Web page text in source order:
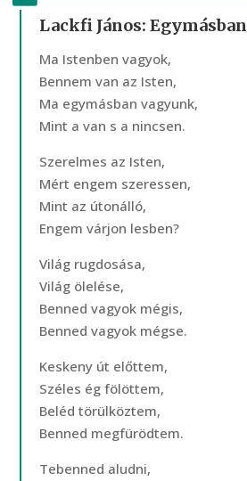
Lackfi János: Egymásban
Ma Istenben vagyok,
Bennem van az Isten,
Ma egymásban vagyunk,
Mint a van s a nincsen.
Szerelmes az Isten,
Mért engem szeressen,
Mint az útonálló,
Engem várjon lesben?
Világ rugdosása,
Világ ölelése,
Benned vagyok mégis,
Benned vagyok mégse.
Keskeny út előttem,
Széles ég fölöttem,
Beléd törülköztem,
Benned megfürödtem.
Tebenned aludni,